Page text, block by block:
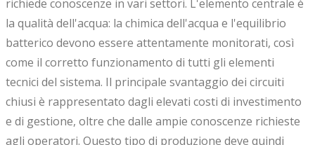
richiede conoscenze in vari settori. L'elemento centrale è
la qualità dell'acqua: la chimica dell'acqua e l'equilibrio
batterico devono essere attentamente monitorati, così
come il corretto funzionamento di tutti gli elementi
tecnici del sistema. Il principale svantaggio dei circuiti
chiusi è rappresentato dagli elevati costi di investimento
e di gestione, oltre che dalle ampie conoscenze richieste
agli operatori. Questo tipo di produzione deve quindi